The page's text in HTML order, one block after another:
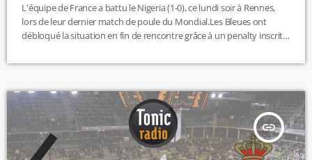
L'équipe de France a battu le Nigeria (1-0), ce lundi soir à Rennes,
lors de leur dernier match de poule du Mondial.Les Bleues ont
débloqué la situation en fin de rencontre grâce à un penalty inscrit
deux fois. Alors qu'elle avait trouvé le poteau sur sa première
insert_link